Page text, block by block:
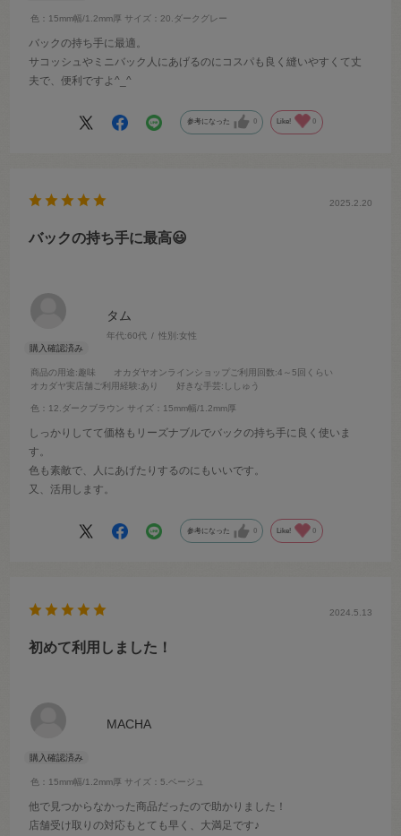
色：15mm幅/1.2mm厚 サイズ：20.ダークグレー
バックの持ち手に最適。
サコッシュやミニバック人にあげるのにコスパも良く縫いやすくて丈
夫で、便利ですよ^_^
参考になった 0 Like! 0
タム
年代:60代 性別:女性
商品の用途:趣味 オカダヤオンラインショップご利用回数:4～5回くらい
オカダヤ実店舗ご利用経験:あり 好きな手芸:ししゅう
色：12.ダークブラウン サイズ：15mm幅/1.2mm厚
2025.2.20
バックの持ち手に最高😃
しっかりしてて価格もリーズナブルでバックの持ち手に良く使いま
す。
色も素敵で、人にあげたりするのにもいいです。
又、活用します。
参考になった 0 Like! 0
MACHA
色：15mm幅/1.2mm厚 サイズ：5.ベージュ
2024.5.13
初めて利用しました！
他で見つからなかった商品だったので助かりました！
店舗受け取りの対応もとても早く、大満足です♪